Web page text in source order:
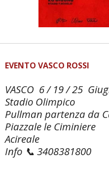
EVENTO VASCO ROSSI
VASCO 6 / 19 /
Stadio
Pullman partenza da
Piazzale le Ciminiere
Acireale
Info 📞 3408381800